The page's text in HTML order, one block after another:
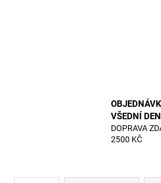
VŠEDNÍ DEN
DOPRAVA
2500 KČ